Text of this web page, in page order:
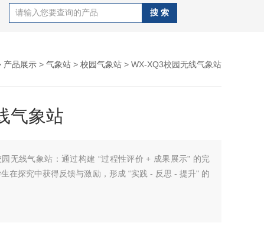
产品展示 > 气象站 > 校园气象站 > WX-XQ3校园无线气象站
气象站
园无线气象站：通过构建 “过程性评价 + 成果展示" 的完
在探究中获得反馈与激励，形成 “实践 - 反思 - 提升" 的